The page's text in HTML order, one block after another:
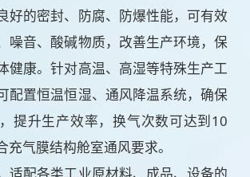
好的密封、防腐、防爆性能，可有效
噪音、酸碱物质，改善生产环境，保
健康。针对高温、高湿等特殊生产工
配置恒温恒湿、通风降温系统，确保
提升生产效率，换气次数可达到10
充气膜结构舱室通风要求。